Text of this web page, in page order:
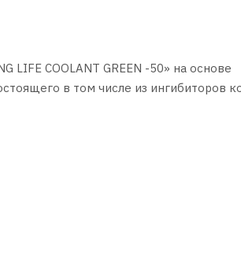
COOLANT GREEN -50» на основе
в том числе из ингибиторов